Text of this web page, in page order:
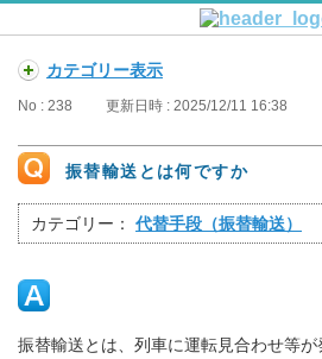
カテゴリー表示
No : 238 更新日時 : 2025/12/11 16:38
振替輸送とは何ですか
カテゴリー： 代替手段（振替輸送）
振替輸送とは、列車に運転見合わせ等